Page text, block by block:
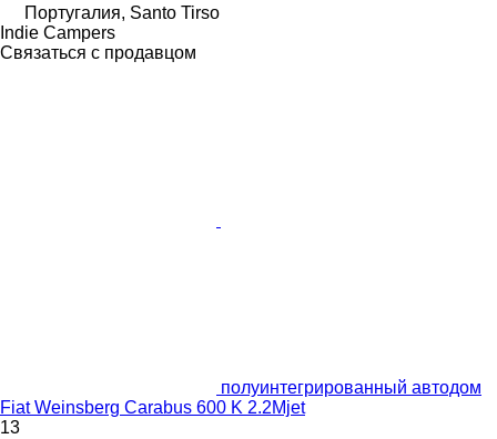
Португалия, Santo Tirso
Indie Campers
Связаться с продавцом
полуинтегрированный автодом
Fiat Weinsberg Carabus 600 K 2.2Mjet
13